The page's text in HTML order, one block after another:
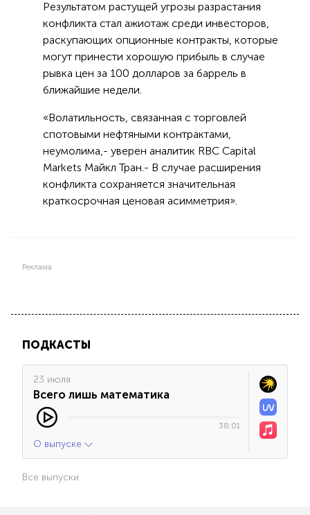
Результатом растущей угрозы разрастания
конфликта стал ажиотаж среди инвесторов,
раскупающих опционные контракты, которые
могут принести хорошую прибыль в случае
рывка цен за 100 долларов за баррель в
ближайшие недели.
«Волатильность, связанная с торговлей
спотовыми нефтяными контрактами,
неумолима,- уверен аналитик RBC Capital
Markets Майкл Тран.- В случае расширения
конфликта сохраняется значительная
краткосрочная ценовая асимметрия».
Реклама
ПОДКАСТЫ
23 июля
Всего лишь математика
38:01
О выпуске
Все выпуски